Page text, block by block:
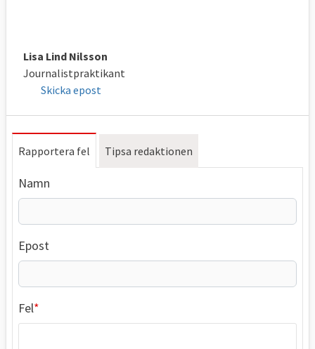
Lisa Lind Nilsson
Journalistpraktikant
Skicka epost
Rapportera fel Tipsa redaktionen
Namn
Epost
Fel